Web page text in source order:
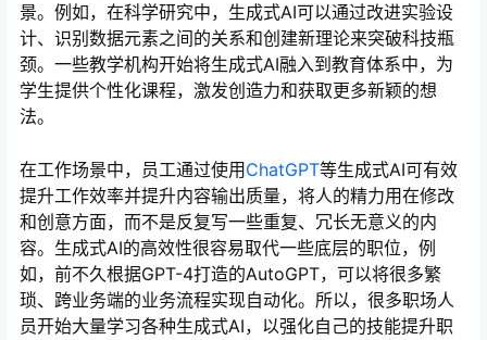
景。例如，在科学研究中，生成式AI可以通过改进实验设
计、识别数据元素之间的关系和创建新理论来突破科技瓶
颈。一些教学机构开始将生成式AI融入到教育体系中，为
学生提供个性化课程，激发创造力和获取更多新颖的想
法。
在工作场景中，员工通过使用 ChatGPT等生成式AI可有效
提升工作效率并提升内容输出质量，将人的精力用在修改
和创意方面，而不是反复写一些重复、冗长无意义的内
容。生成式AI的高效性很容易取代一些底层的职位，例
如，前不久根据GPT-4打造的AutoGPT，可以将很多繁
琐、跨业务端的业务流程实现自动化。所以，很多职场人
员开始大量学习各种生成式AI，以强化自己的技能提升职